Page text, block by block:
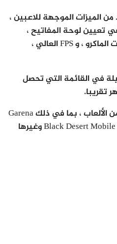
الميزات الموجهة للاعبين ،
تعيين لوحة المفاتيح ،
والمثيلات المتعددة ، ووحدات الماكرو ، و FPS العالي ،
في القائمة التي تحصل
وهو يدعم مجموعة واسعة من الألعاب ، بما في ذلك Garena
Free Fire و Clash of Clans و Black Desert Mobile وغيرها